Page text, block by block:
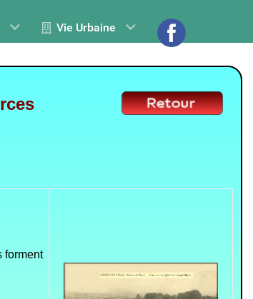
Vie Urbaine
forment